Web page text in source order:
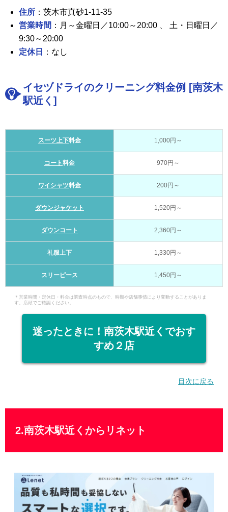
住所 ：茨木市真砂1-11-35
営業時間 ：月～金曜日／10:00～20:00 、 土・日曜日／
9:30～20:00
定休日
：なし
イセヅドライのクリーニング料金例 [南茨木
駅近く]
スーツ上下料金 1,000円～
コート料金 970円～
ワイシャツ料金 200円～
ダウンジャケット 1,520円～
ダウンコート 2,360円～
礼服上下 1,330円～
スリーピース 1,450円～
＊営業時間・定休日・料金は調査時点のもので、時期や店舗事情により変動することがありま
す。店頭でご確認ください。
迷ったときに！南茨木駅近くでおす
すめ２店
目次に戻る
2.南茨木駅近くからリネット